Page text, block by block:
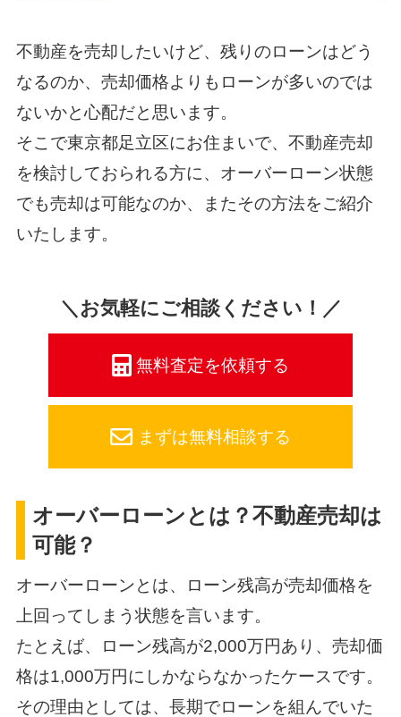
不動産を売却したいけど、残りのローンはどう
なるのか、売却価格よりもローンが多いのでは
ないかと心配だと思います。
そこで東京都足立区にお住まいで、不動産売却
を検討しておられる方に、オーバーローン状態
でも売却は可能なのか、またその方法をご紹介
いたします。
＼お気軽にご相談ください！／
無料査定を依頼する
まずは無料相談する
オーバーローンとは？不動産売却は
可能？
オーバーローンとは、ローン残高が売却価格を
上回ってしまう状態を言います。
たとえば、ローン残高が2,000万円あり、売却価
格は1,000万円にしかならなかったケースです。
その理由としては、長期でローンを組んでいた